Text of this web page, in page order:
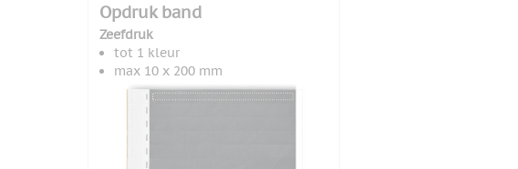
Opdruk band
Zeefdruk
tot 1 kleur
max 10 x 200 mm